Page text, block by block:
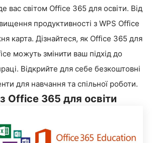
вас світом Office 365 для освіти. Від
продуктивності з WPS Office
карта. Дізнайтеся, як Office 365 для
можуть змінити ваш підхід до
Відкрийте для себе безкоштовні
для навчання та спільної роботи.
Office 365 для освіти